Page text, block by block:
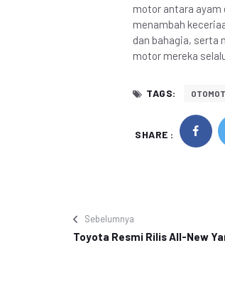
motor antara ayam
menambah
dan bahagia, serta
motor mereka
TAGS:
SHARE :
Sebelumnya
Toyota Resmi Rilis All-New